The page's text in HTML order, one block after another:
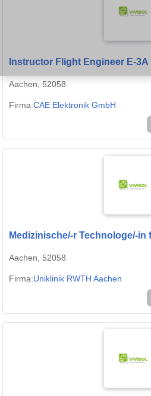
Instructor Flight Engineer E-3A
Aachen, 52058
Firma:CAE Elektronik GmbH
Medizinische/-r Technologe/-in
Aachen, 52058
Firma:Uniklinik RWTH Aachen